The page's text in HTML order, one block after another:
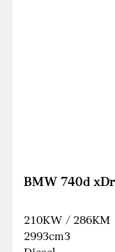
BMW 740d
210KW / 286KM
2993cm3